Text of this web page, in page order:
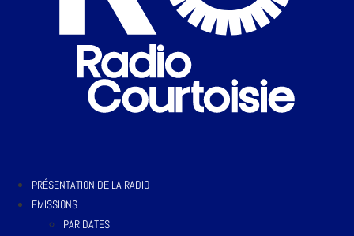
PRÉSENTATION DE LA RADIO
EMISSIONS
PAR DATES